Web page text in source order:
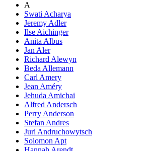
A
Swati Acharya
Jeremy Adler
Ilse Aichinger
Anita Albus
Jan Aler
Richard Alewyn
Beda Allemann
Carl Amery
Jean Améry
Jehuda Amichai
Alfred Andersch
Perry Anderson
Stefan Andres
Juri Andruchowytsch
Solomon Apt